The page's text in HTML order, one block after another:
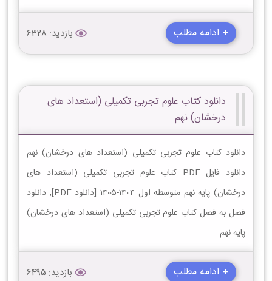
+ ادامه مطلب بازدید: 6328
دانلود کتاب علوم تجربی تکمیلی (استعداد های
درخشان) نهم
دانلود کتاب علوم تجربی تکمیلی (استعداد های درخشان) نهم
دانلود فایل PDF کتاب علوم تجربی تکمیلی (استعداد های
درخشان) پایه نهم متوسطه اول 1404-1405 [دانلود PDF], دانلود
فصل به فصل کتاب علوم تجربی تکمیلی (استعداد های درخشان)
پایه نهم
+ ادامه مطلب بازدید: 6495